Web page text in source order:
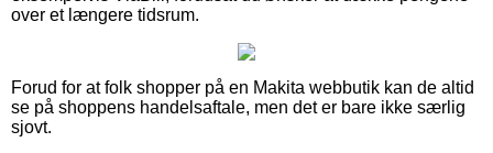
over et længere tidsrum.
Forud for at folk shopper på en Makita webbutik kan de altid
se på shoppens handelsaftale, men det er bare ikke særlig
sjovt.